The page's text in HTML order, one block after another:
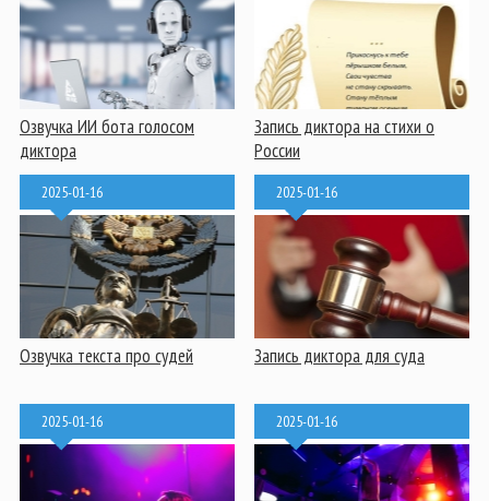
Озвучка ИИ бота голосом
диктора
Запись диктора на стихи о
России
2025-01-16
Озвучка текста про судей
2025-01-16
Запись диктора для суда
2025-01-16 2025-01-16